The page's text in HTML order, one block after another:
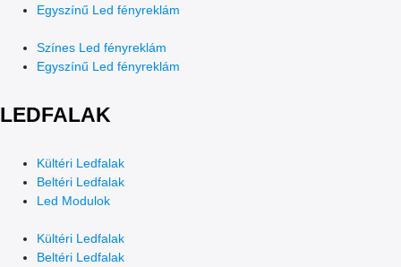
Egyszínű Led fényreklám
Színes Led fényreklám
Egyszínű Led fényreklám
LEDFALAK
Kültéri Ledfalak
Beltéri Ledfalak
Led Modulok
Kültéri Ledfalak
Beltéri Ledfalak